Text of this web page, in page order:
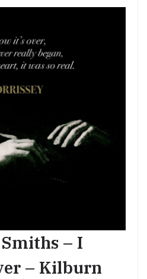
– I
– Kilburn